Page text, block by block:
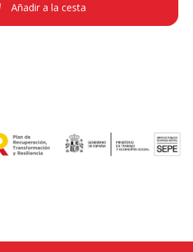
Añadir a la cesta